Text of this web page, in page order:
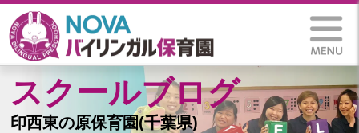
スクールブログ
印西東の原保育園(千葉県)